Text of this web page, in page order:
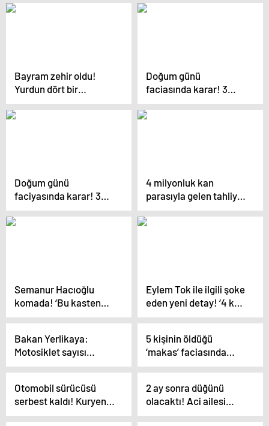
Bayram zehir oldu!
Yurdun dört bir
yanından peş peşe acı
haberler geldi
Doğum günü
faciasında karar! 3
arkadaş can verdi:
Aklımın ucundan
Doğum günü
faciyasında karar! 3
arkadaş can verdi:
Aklımın ucundan
4 milyonluk kan
parasıyla gelen tahliye!
Buket’in ailesi
şikayetten vazgeçti
Semanur Hacıoğlu
komada! ‘Bu kasten
olmuş bir olay
Eylem Tok ile ilgili şoke
eden yeni detay! ‘4 katı
fiyat vereyim, otelde
Bakan Yerlikaya:
Motosiklet sayısı
geçen yıla göre 960 bin
5 kişinin öldüğü
‘makas’ faciasında
ceza belli oldu!
Otomobil sürücüsü
serbest kaldı! Kuryenin
ailesi gözyaşlarına
2 ay sonra düğünü
olacaktı! Aci ailesi
yıkan ikinci ölümde